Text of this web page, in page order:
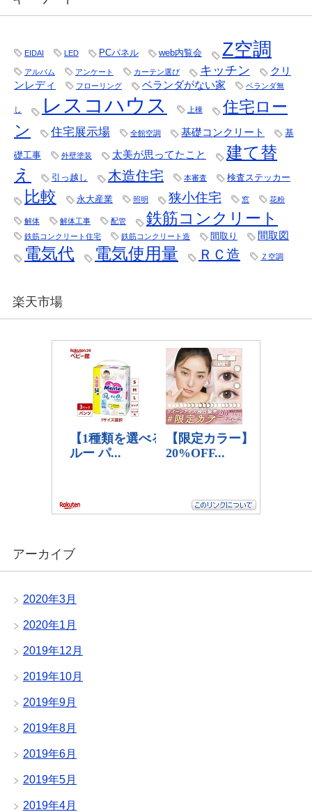
EIDAI LED PCパネル web内覧会 Z空調
アルバム アンケート カーテン選び キッチン
クリ
ンレディ
フローリング ベランダがない家 ベランダ無
し レスコハウス 上棟
住宅ロー
ン
住宅展示場 全館空調 基礎コンクリート 基
礎工事 外壁塗装 太美が思ってたこと
建て替
え
引っ越し 木造住宅 本審査 検査ステッカー
比較 永大産業 照明 狭小住宅 窓 花粉
解体 解体工事 配管 鉄筋コンクリート
鉄筋コンクリート住宅 鉄筋コンクリート造 間取り 間取図
電気代 電気使用量 ＲＣ造 Ｚ空調
楽天市場
アーカイブ
2020年3月
2020年1月
2019年12月
2019年10月
2019年9月
2019年8月
2019年6月
2019年5月
2019年4月